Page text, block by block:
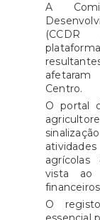
A
(CCDR
Centro.
O portal
agrícolas
vista ao
O